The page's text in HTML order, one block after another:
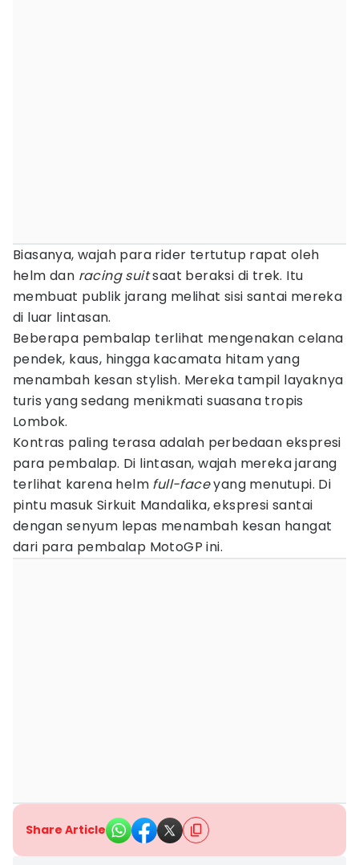
Biasanya, wajah para rider tertutup rapat oleh
helm dan racing suitsaat beraksi di trek. Itu
membuat publik jarang melihat sisi santai mereka
di luar lintasan.
Beberapa pembalap terlihat mengenakan celana
pendek, kaus, hingga kacamata hitam yang
menambah kesan stylish. Mereka tampil layaknya
turis yang sedang menikmati suasana tropis
Lombok.
Kontras paling terasa adalah perbedaan ekspresi
para pembalap. Di lintasan, wajah mereka jarang
terlihat karena helm full-faceyang menutupi. Di
pintu masuk Sirkuit Mandalika, ekspresi santai
dengan senyum lepas menambah kesan hangat
dari para pembalap MotoGP ini.
Share Article